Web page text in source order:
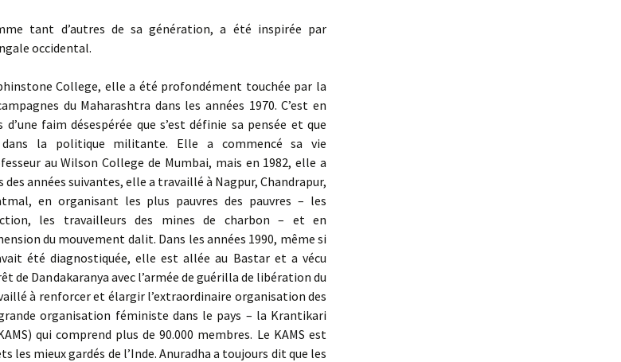
tant d’autres de sa génération, a été inspirée par
occidental.
College, elle a été profondément touchée par la
du Maharashtra dans les années 1970. C’est en
faim désespérée que s’est définie sa pensée et que
dans la politique militante. Elle a commencé sa vie
au Wilson College de Mumbai, mais en 1982, elle a
des années suivantes, elle a travaillé à Nagpur, Chandrapur,
en organisant les plus pauvres des pauvres – les
les travailleurs des mines de charbon – et en
du mouvement dalit. Dans les années 1990, même si
été diagnostiquée, elle est allée au Bastar et a vécu
de Dandakaranya avec l’armée de guérilla de libération du
à renforcer et élargir l’extraordinaire organisation des
organisation féministe dans le pays – la Krantikari
qui comprend plus de 90.000 membres. Le KAMS est
les mieux gardés de l’Inde. Anuradha a toujours dit que les